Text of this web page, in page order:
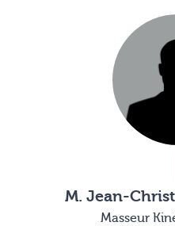
M. Jean-
Masseur